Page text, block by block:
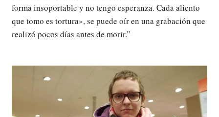
forma insoportable y no tengo esperanza. Cada aliento
que tomo es tortura», se puede oír en una grabación que
realizó pocos días antes de morir.”